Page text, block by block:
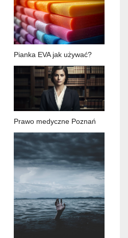
Pianka EVA jak używać?
Prawo medyczne Poznań